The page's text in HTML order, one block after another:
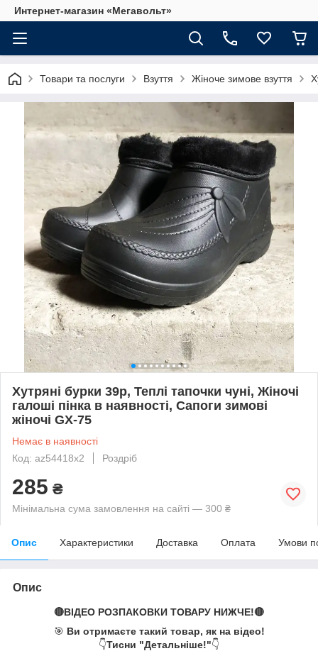
Интернет-магазин «Мегавольт»
Товари та послуги Взуття Жіноче зимове взуття
Хутряні бурки 39р, Теплі тапочки чуні, Жіночі
галоші пінка в наявності, Сапоги зимові
жіночі GX-75
Немає в наявності
Код: az54418x2
Роздріб
285 ₴
Мінімальна сума замовлення на сайті — 300 ₴
Опис Характеристики Доставка Оплата Умови
Опис
🔴ВІДЕО РОЗПАКОВКИ ТОВАРУ НИЖЧЕ!🔴
🎯 Ви отримаєте такий товар, як на відео!
👇Тисни "Детальніше!"👇